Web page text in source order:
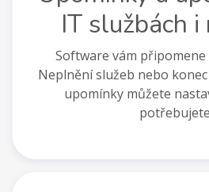
IT službách i
Software vám
Neplnění služeb nebo
upomínky můžete